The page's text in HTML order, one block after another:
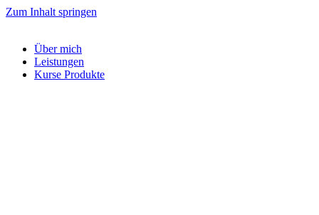
Zum Inhalt springen
Über mich
Leistungen
Kurse Produkte